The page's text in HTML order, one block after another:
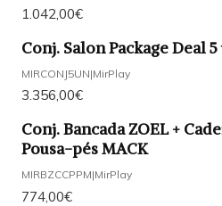
1.042,00€
Conj. Salon Package Deal
MIRCONJ5UN|MirPlay
3.356,00€
Conj. Bancada ZOEL +
Pousa-pés MACK
MIRBZCCPPM|MirPlay
774,00€